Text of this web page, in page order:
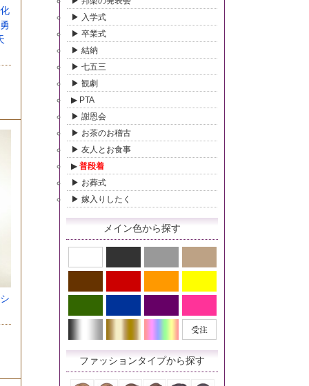
入学式
卒業式
結納
七五三
観劇
PTA
謝恩会
お茶のお稽古
友人とお食事
普段着
お葬式
嫁入りしたく
メイン色から探す
ファッションタイプから探す